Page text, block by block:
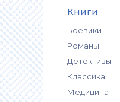
Книги
Боевики
Романы
Детективы
Классика
Медицина